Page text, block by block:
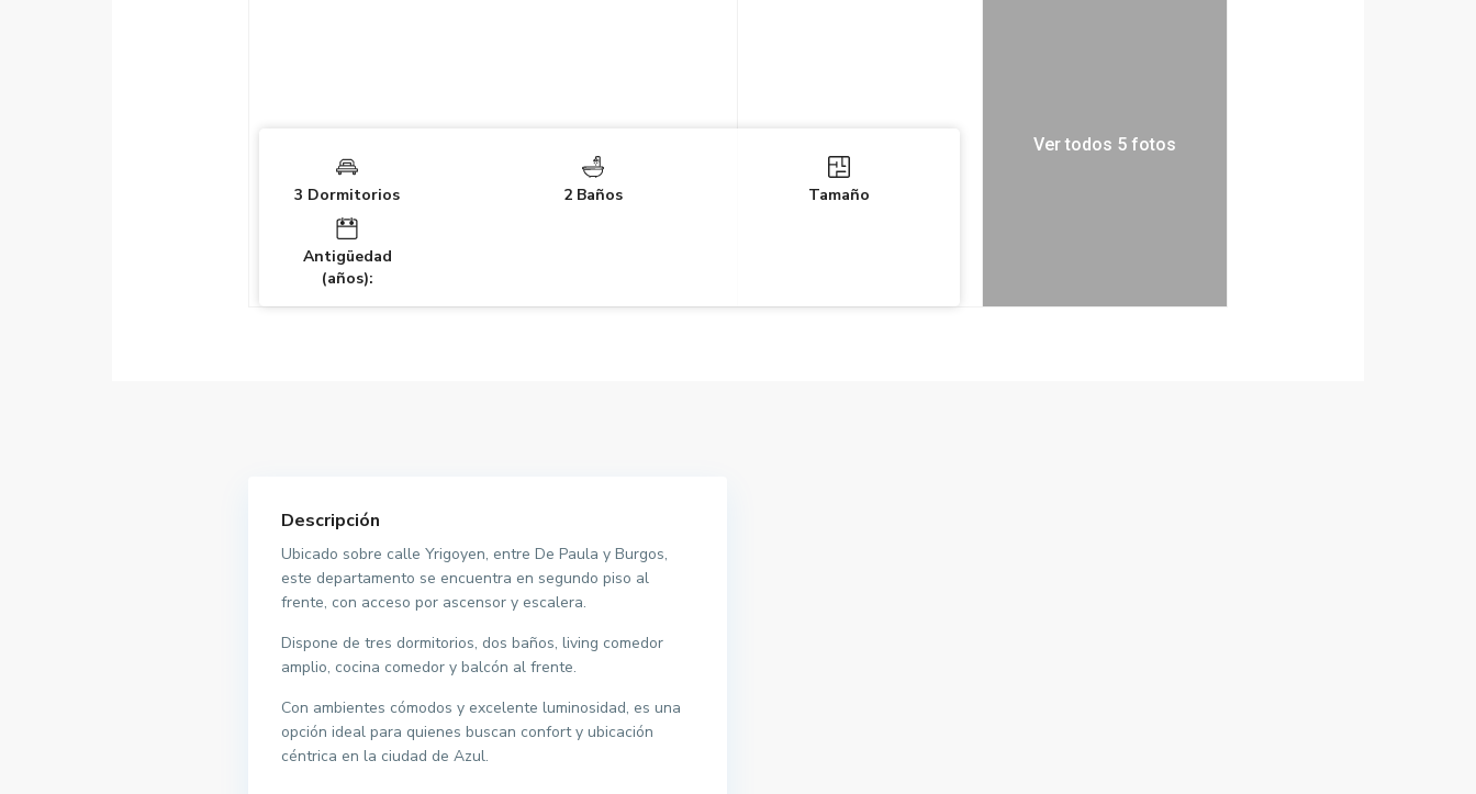
Ver todos 5 fotos
3 Dormitorios 2 Baños Tamaño
Antigüedad
(años):
Descripción
Ubicado sobre calle Yrigoyen, entre De Paula y Burgos,
este departamento se encuentra en segundo piso al
frente, con acceso por ascensor y escalera.
Dispone de tres dormitorios, dos baños, living comedor
amplio, cocina comedor y balcón al frente.
Con ambientes cómodos y excelente luminosidad, es una
opción ideal para quienes buscan confort y ubicación
céntrica en la ciudad de Azul.